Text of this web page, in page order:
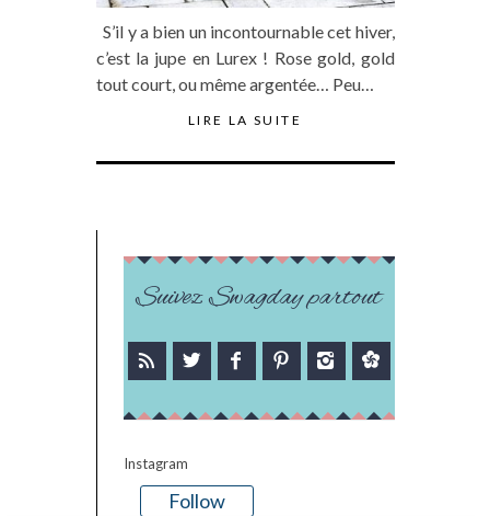
S’il y a bien un incontournable cet hiver,
c’est la jupe en Lurex ! Rose gold, gold
tout court, ou même argentée… Peu…
LIRE LA SUITE
Suivez Swagday partout
Instagram
Follow